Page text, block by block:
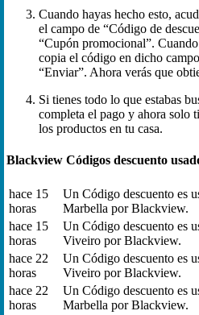
Cuando hayas hecho esto,
el campo de “Código de
“Cupón promocional”.
copia el código en dicho
“Enviar”. Ahora verás que
Si tienes todo lo que estabas
completa el pago y ahora solo
los productos en tu casa.
Blackview Códigos descuento
hace 15
horas
Un Código descuento es
Marbella por Blackview.
hace 15
horas
Un Código descuento es
Viveiro por Blackview.
hace 22
horas
Un Código descuento es
Viveiro por Blackview.
hace 22
horas
Un Código descuento es
Marbella por Blackview.